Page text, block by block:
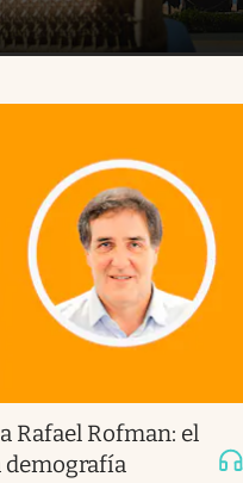
Rafael Rofman: el
demografía